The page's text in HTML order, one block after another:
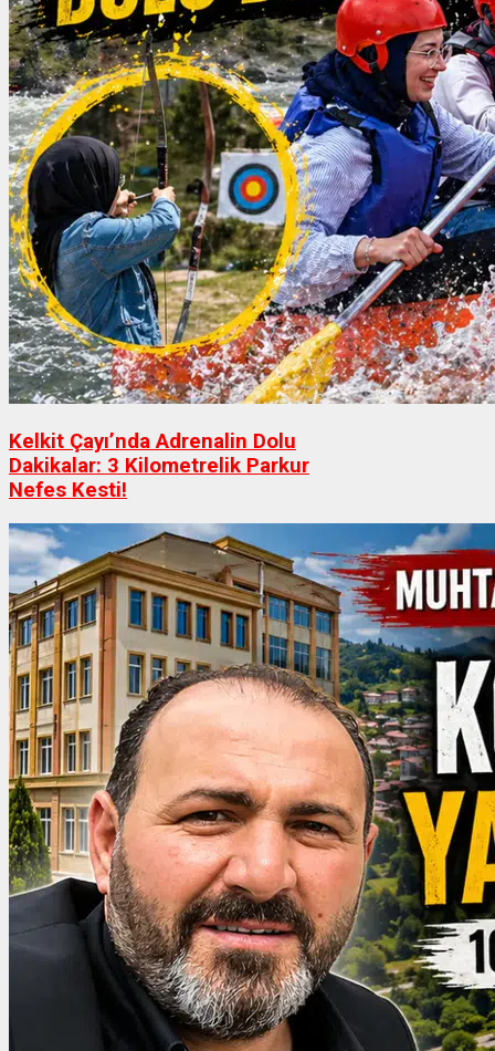
Kelkit Çayı’nda Adrenalin Dolu
Dakikalar: 3 Kilometrelik Parkur
Nefes Kesti!